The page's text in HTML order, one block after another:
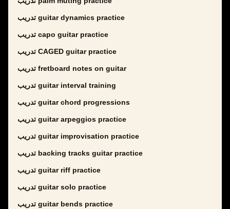
تدريب guitar dynamics practice
تدريب capo guitar practice
تدريب CAGED guitar practice
تدريب fretboard notes on guitar
تدريب guitar interval training
تدريب guitar chord progressions
تدريب guitar arpeggios practice
تدريب guitar improvisation practice
تدريب backing tracks guitar practice
تدريب guitar riff practice
تدريب guitar solo practice
تدريب guitar bends practice